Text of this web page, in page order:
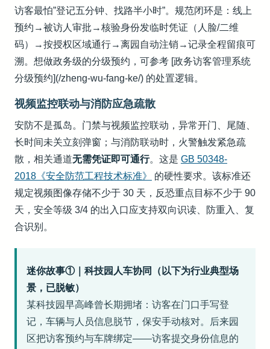
访客最怕”登记五分钟、找路半小时”。规范闭环是：线上
预约→被访人审批→核验身份发临时凭证（人脸/二维
码）→按授权区域通行→离园自动注销→记录全程留痕可
溯。想做政务级的分级预约，可参考 [政务访客管理系统
分级预约](/zheng-wu-fang-ke/) 的处置逻辑。
视频监控联动与消防应急疏散
安防不是孤岛。门禁与视频监控联动，异常开门、尾随、
长时间未关立刻弹窗；与消防联动时，火警触发紧急疏
散，相关通道无需凭证即可通行。这是 GB 50348-
2018《安全防范工程技术标准》
的硬性要求。该标准还
规定视频图像存储不少于 30 天，反恐重点目标不少于 90
天，安全等级 3/4 的出入口应支持双向识读、防重入、复
合识别。
迷你故事①｜科技园人车协同（以下为行业典型场
景，已脱敏）
某科技园早高峰曾长期拥堵：访客在门口手写登
记，车辆与人员信息脱节，保安手动核对。后来园
区把访客预约与车牌绑定——访客提交身份信息的